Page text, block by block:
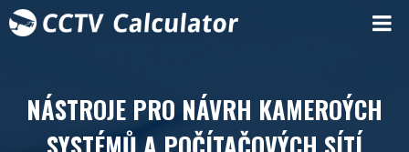
NÁSTROJE PRO NÁVRH KAMEROÝCH